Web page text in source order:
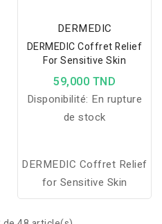
DERMEDIC
DERMEDIC Coffret Relief
For Sensitive Skin
59,000 TND
Disponibilité: En rupture
de stock
DERMEDIC Coffret Relief
for Sensitive Skin